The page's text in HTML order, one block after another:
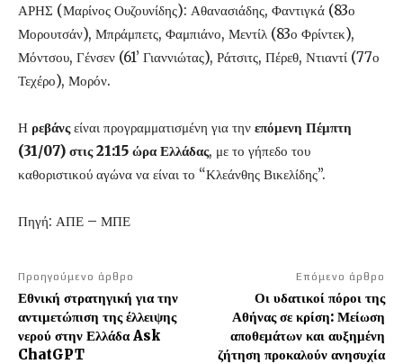
ΑΡΗΣ (Μαρίνος Ουζουνίδης): Αθανασιάδης, Φαντιγκά (83ο
Μορουτσάν), Μπράμπετς, Φαμπιάνο, Μεντίλ (83ο Φρίντεκ),
Μόντσου, Γένσεν (61’ Γιαννιώτας), Ράτσιτς, Πέρεθ, Ντιαντί (77ο
Τεχέρο), Μορόν.
Η ρεβάνςείναι προγραμματισμένη για την επόμενη Πέμπτη
(31/07) στις 21:15 ώρα Ελλάδας, με το γήπεδο του
καθοριστικού αγώνα να είναι το “Κλεάνθης Βικελίδης”.
Πηγή: ΑΠΕ – ΜΠΕ
Προηγούμενο άρθρο
Εθνική στρατηγική για την
αντιμετώπιση της έλλειψης
νερού στην Ελλάδα Ask
ChatGPT
Επόμενο άρθρο
Οι υδατικοί πόροι της
Αθήνας σε κρίση: Μείωση
αποθεμάτων και αυξημένη
ζήτηση προκαλούν ανησυχία